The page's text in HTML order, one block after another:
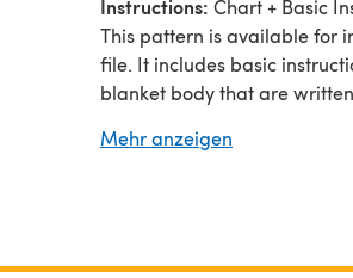
Instructions: Chart + Basic
This pattern is available for
file. It includes basic
blanket body that are
will need to follow a colour
- read colour chart;
Mehr anzeigen